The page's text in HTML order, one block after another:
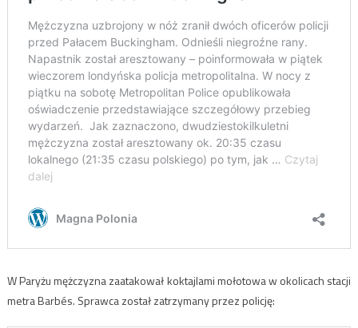
W Paryżu mężczyzna zaatakował koktajlami mołotowa w okolicach stacji
metra Barbés. Sprawca został zatrzymany przez policję: